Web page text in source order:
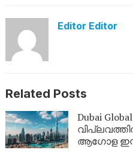
Editor Editor
Related Posts
Dubai
ആഗോള